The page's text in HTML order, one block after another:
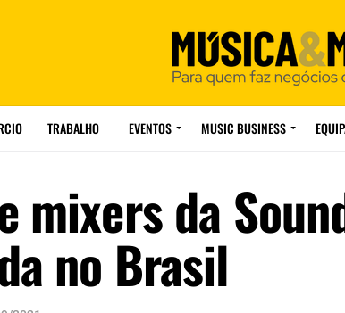
TRABALHO EVENTOS MUSIC BUSINESS
mixers da
no Brasil